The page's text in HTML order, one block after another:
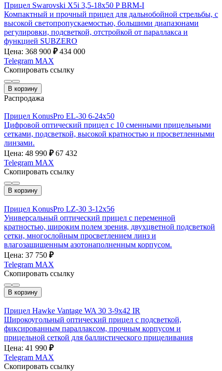
Прицел Swarovski X5i 3,5-18х50 P BRM-I
Компактный и прочный прицел для дальнобойной стрельбы, с
высокой светопропускаемостью, большими диапазонами
регулировки, подсветкой, отстройкой от параллакса и
функцией SUBZERO
Цена: 368 900 ₽ 434 000
Telegram MAX
Скопировать ссылку
В корзину
Распродажа
Прицел KonusPro EL-30 6-24х50
Цифровой оптический прицел с 10 сменными прицельными
сетками, подсветкой, высокой кратностью и просветленными
линзами.
Цена: 48 990 ₽ 67 432
Telegram MAX
Скопировать ссылку
В корзину
Прицел KonusPro LZ-30 3-12х56
Универсальный оптический прицел с переменной
кратностью, широким полем зрения, двухцветной подсветкой
сетки, многослойным просветлением линз и
влагозащищенным азотонаполненным корпусом.
Цена: 37 750 ₽
Telegram MAX
Скопировать ссылку
В корзину
Прицел Hawke Vantage WA 30 3-9x42 IR
Широкоугольный оптический прицел с подсветкой,
фиксированным параллаксом, прочным корпусом и
прицельной сеткой для баллистического прицеливания
Цена: 41 990 ₽
Telegram MAX
Скопировать ссылку